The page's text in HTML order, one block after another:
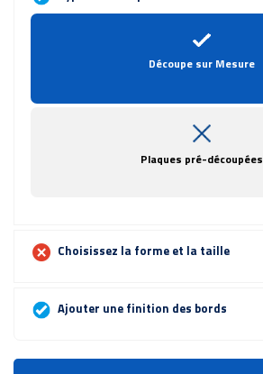
Découpe sur Mesure
Plaques pré-découpées
Choisissez la forme et la taille
Ajouter une finition des bords